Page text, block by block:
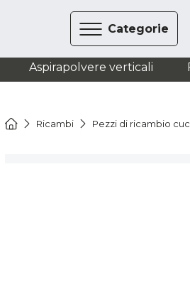
Categorie
Aspirapolvere verticali
Ricambi Pezzi di ricambio